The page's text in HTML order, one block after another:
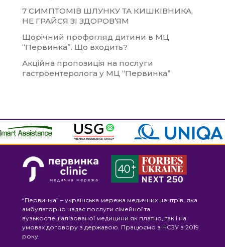
7 СИМПТОМІВ ШЛУНКУ ТА КИШКІВНИКА,
НЕ ГРАЙСЯ ЗІ ЗДОРОВ’ЯМ
Щорічний профогляд дитини в МЦ
“Первинка”. Що входить?
Акційна пропозиція на послуги
гастроентеролога у МЦ “Первинка”
“Первинка” – українська мережа медичних центрів, яка
амбулаторно надає послуги сімейної та
вузькоспеціалізованої медицини як платно, так і на
умовах договору з державою. Працюємо з НСЗУ з 2019
року.